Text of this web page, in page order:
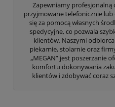
Zapewniamy profesjonalną
przyjmowane telefonicznie
się za pomocą własnych
spedycyjne, co pozwala
klientów. Naszymi
piekarnie, stolarnie oraz
„MEGAN” jest poszerzanie
komfortu dokonywania
klientów i zdobywać coraz